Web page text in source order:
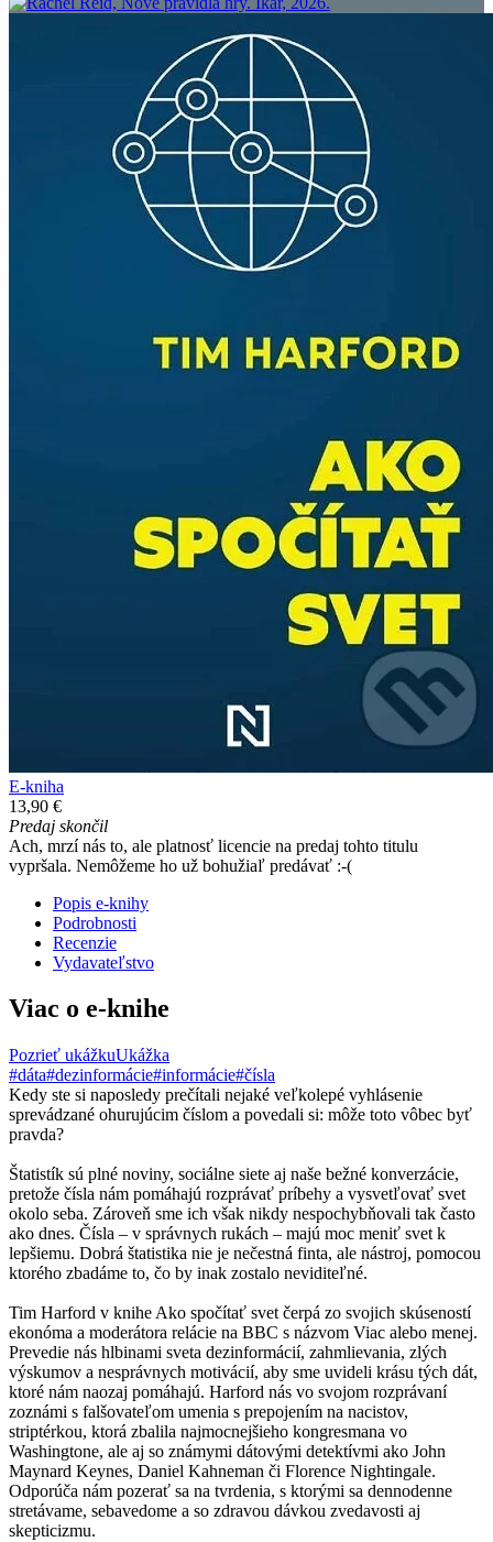
E-kniha
13,90 €
Predaj skončil
Ach, mrzí nás to, ale platnosť licencie na predaj tohto titulu
vypršala. Nemôžeme ho už bohužiaľ predávať :-(
Popis e-knihy
Podrobnosti
Recenzie
Vydavateľstvo
Viac o e-knihe
Pozrieť ukážkuUkážka
#dáta#dezinformácie#informácie#čísla
Kedy ste si naposledy prečítali nejaké veľkolepé vyhlásenie
sprevádzané ohurujúcim číslom a povedali si: môže toto vôbec byť
pravda?
Štatistík sú plné noviny, sociálne siete aj naše bežné konverzácie,
pretože čísla nám pomáhajú rozprávať príbehy a vysvetľovať svet
okolo seba. Zároveň sme ich však nikdy nespochybňovali tak často
ako dnes. Čísla – v správnych rukách – majú moc meniť svet k
lepšiemu. Dobrá štatistika nie je nečestná finta, ale nástroj, pomocou
ktorého zbadáme to, čo by inak zostalo neviditeľné.
Tim Harford v knihe Ako spočítať svet čerpá zo svojich skúseností
ekonóma a moderátora relácie na BBC s názvom Viac alebo menej.
Prevedie nás hlbinami sveta dezinformácií, zahmlievania, zlých
výskumov a nesprávnych motivácií, aby sme uvideli krásu tých dát,
ktoré nám naozaj pomáhajú. Harford nás vo svojom rozprávaní
zoznámi s falšovateľom umenia s prepojením na nacistov,
striptérkou, ktorá zbalila najmocnejšieho kongresmana vo
Washingtone, ale aj so známymi dátovými detektívmi ako John
Maynard Keynes, Daniel Kahneman či Florence Nightingale.
Odporúča nám pozerať sa na tvrdenia, s ktorými sa dennodenne
stretávame, sebavedome a so zdravou dávkou zvedavosti aj
skepticizmu.